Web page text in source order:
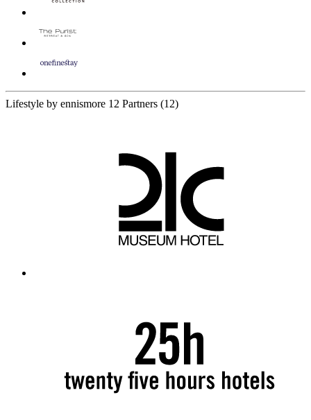
Lifestyle by ennismore 12 Partners (12)